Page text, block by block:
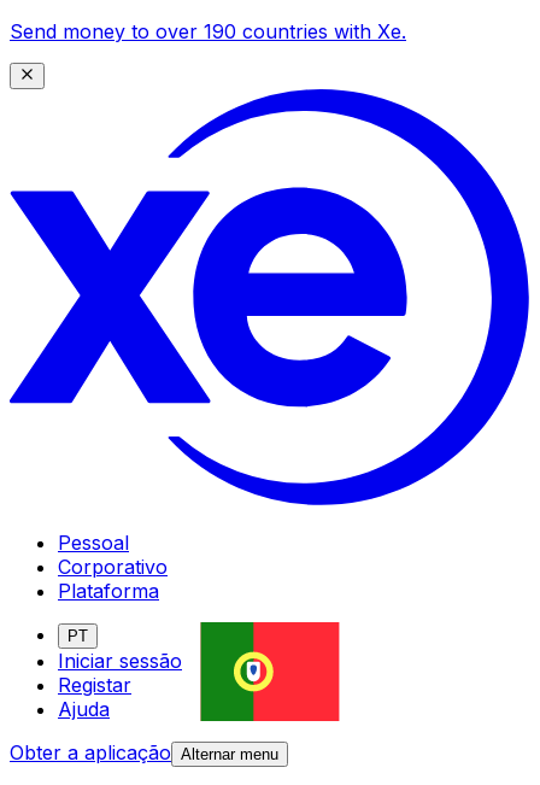
Send money to over 190 countries with Xe.
Pessoal
Corporativo
Plataforma
PT
Iniciar sessão
Registar
Ajuda
Obter a aplicação Alternar menu